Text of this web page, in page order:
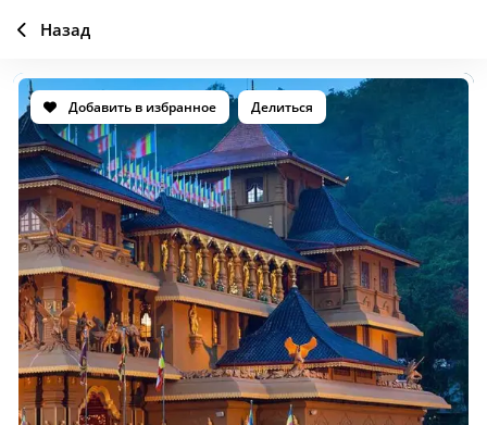
Добавить в избранное Делиться
Назад